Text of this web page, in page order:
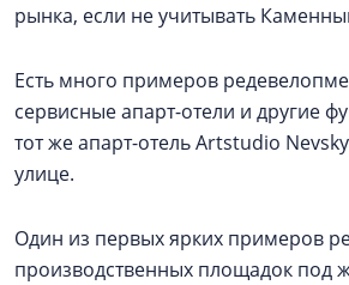
рынка, если не учитывать
Есть много примеров
сервисные апарт-отели и другие
тот же апарт-отель Artstudio
улице.
Один из первых ярких примеров
производственных площадок под